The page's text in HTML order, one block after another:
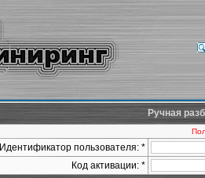
Ручная
Идентификатор пользователя: *
Код активации: *